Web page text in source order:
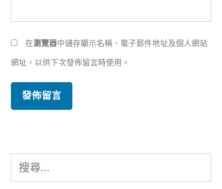
在瀏覽器中儲存顯示名稱、電子郵件地址及個人網站
網址，以供下次發佈留言時使用。
搜
尋